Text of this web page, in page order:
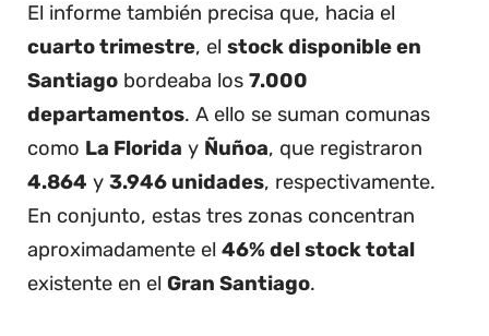
El informe también precisa que, hacia el
cuarto trimestre, el stock disponible en
Santiago bordeaba los 7.000
departamentos. A ello se suman comunas
como La Florida y Ñuñoa, que registraron
4.864 y 3.946 unidades, respectivamente.
En conjunto, estas tres zonas concentran
aproximadamente el 46% del stock total
existente en el Gran Santiago.